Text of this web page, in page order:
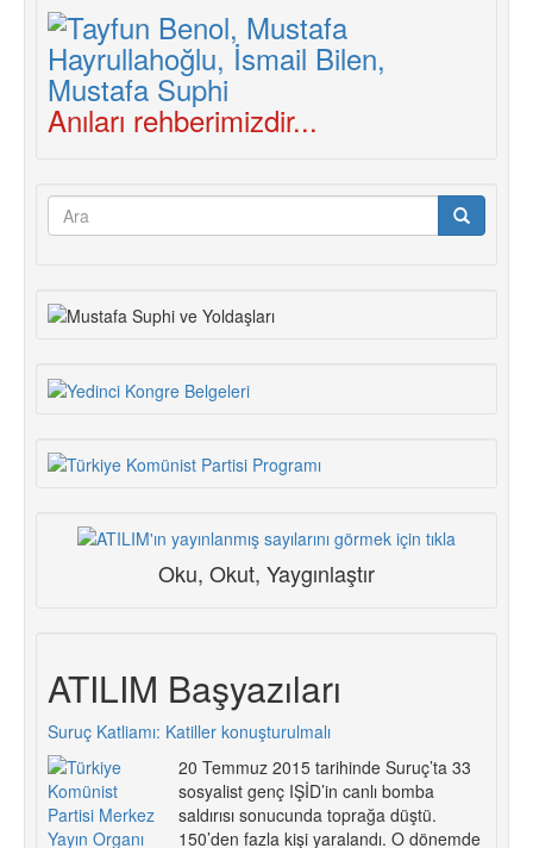
Anıları rehberimizdir...
Arama
Oku, Okut, Yaygınlaştır
ATILIM Başyazıları
Suruç Katliamı: Katiller konuşturulmalı
20 Temmuz 2015 tarihinde Suruç’ta 33
sosyalist genç IŞİD’in canlı bomba
saldırısı sonucunda toprağa düştü.
150’den fazla kişi yaralandı. O dönemde